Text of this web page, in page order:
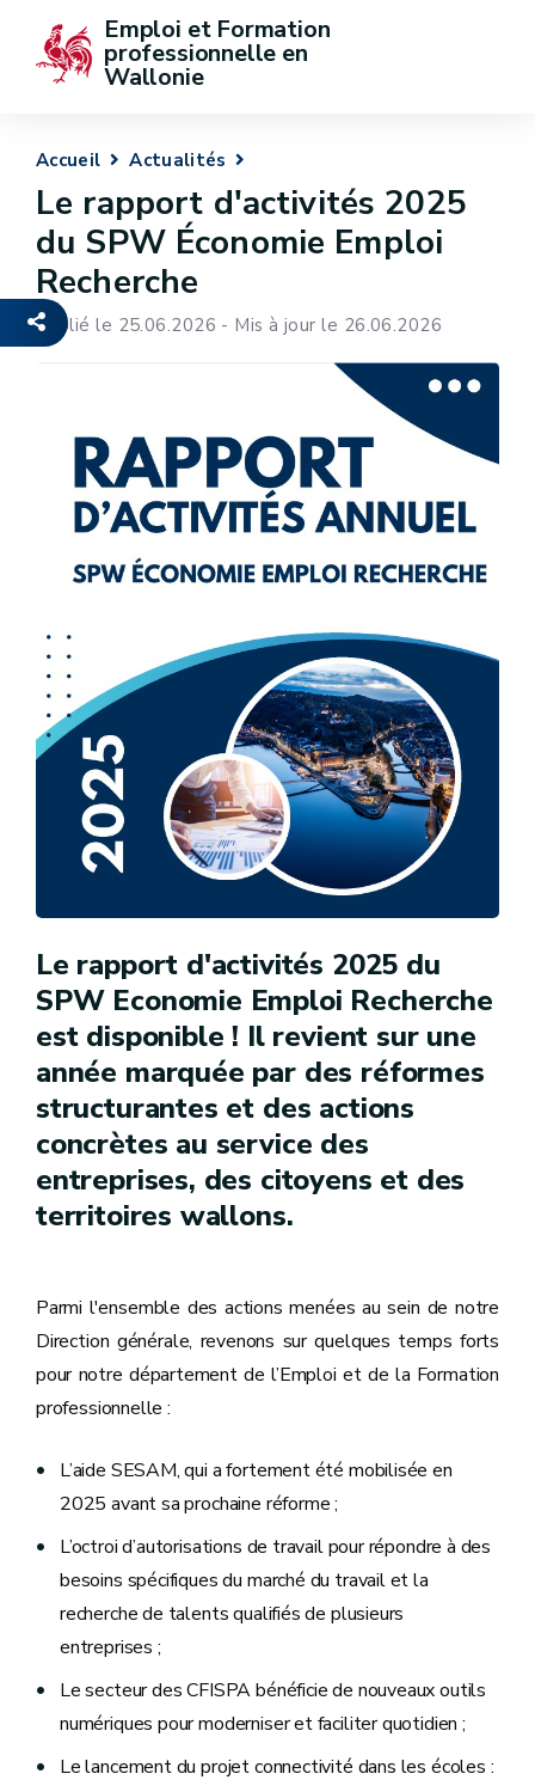
Emploi et Formation
professionnelle en
Wallonie
Accueil Actualités
Le rapport d'activités 2025
du SPW Économie Emploi
Recherche
Publié le 25.06.2026 - Mis à jour le 26.06.2026
Le rapport d'activités 2025 du
SPW Economie Emploi Recherche
est disponible ! Il revient sur une
année marquée par des réformes
structurantes et des actions
concrètes au service des
entreprises, des citoyens et des
territoires wallons.
Parmi l'ensemble des actions menées au sein de notre
Direction générale, revenons sur quelques temps forts
pour notre département de l’Emploi et de la Formation
professionnelle :
L’aide SESAM, qui a fortement été mobilisée en
2025 avant sa prochaine réforme ;
L’octroi d’autorisations de travail pour répondre à des
besoins spécifiques du marché du travail et la
recherche de talents qualifiés de plusieurs
entreprises ;
Le secteur des CFISPA bénéficie de nouveaux outils
numériques pour moderniser et faciliter quotidien ;
Le lancement du projet connectivité dans les écoles :